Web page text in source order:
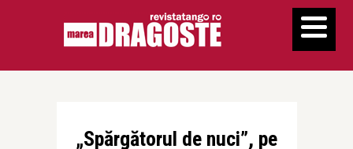
„Spărgătorul de nuci”, pe